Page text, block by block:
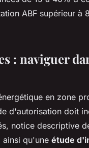
ABF supérieur à
: naviguer
en zone
d'autorisation doit
notice descriptive
ainsi qu'une étude